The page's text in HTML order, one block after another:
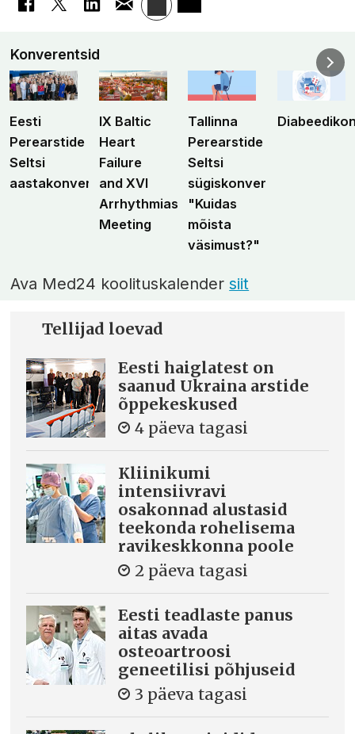
Konverentsid
Eesti
Perearstide
Seltsi
aastakonverents
IX Baltic
Heart
Failure
and XVI
Arrhythmias
Meeting
Tallinna
Perearstide
Seltsi
sügiskonverents
"Kuidas
mõista
väsimust?"
Ava Med24 koolituskalendersiit
Tellijad loevad
Eesti haiglatest on
saanud Ukraina arstide
õppekeskused
4 päeva tagasi
Kliinikumi
intensiivravi
osakonnad alustasid
teekonda rohelisema
ravikeskkonna poole
2 päeva tagasi
Eesti teadlaste panus
aitas avada
osteoartroosi
geneetilisi põhjuseid
3 päeva tagasi